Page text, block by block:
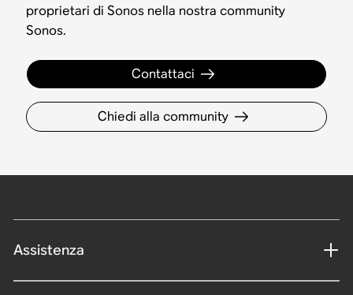
proprietari di Sonos nella nostra community
Sonos.
Contattaci
Chiedi alla community
Assistenza